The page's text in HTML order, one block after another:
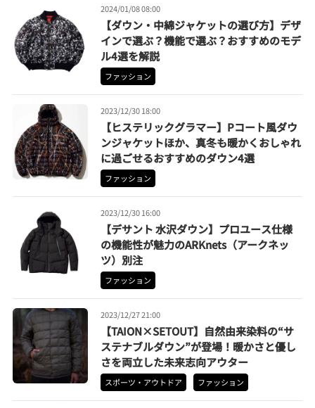
2024/01/08 08:00
【ダウン・中綿ジャケットの選び方】デザ
インで選ぶ？機能で選ぶ？おすすめのモデ
ル4選を解説
ファッション
2023/12/30 18:00
【ヒステリックグラマー】Pコート風ダウ
ンジャケットほか、真冬も暖かくおしゃれ
に過ごせるおすすめのダウン4選
ファッション
2023/12/30 16:00
【デサント 水沢ダウン】プロユース仕様
の機能性が魅力のARKnets（アークネッ
ツ）別注
ファッション
2023/12/27 21:00
【TAION×SETOUT】自然由来染料の“サ
ステナブルダウン”が登場！暖かさと優し
さを両立した未来志向アウター
スポーツ・アウトドア ファッション